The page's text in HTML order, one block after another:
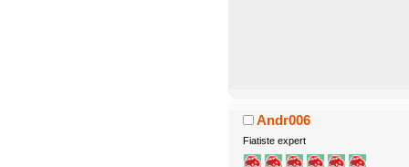
Andr006
Fiatiste expert